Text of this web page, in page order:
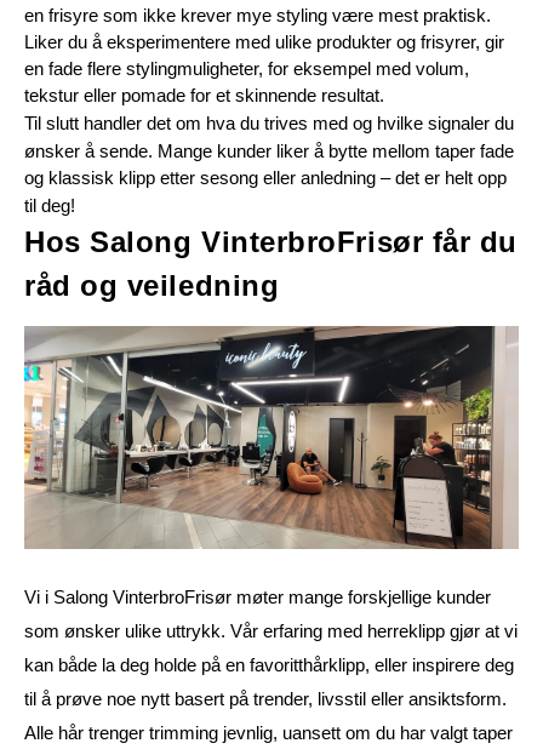
en frisyre som ikke krever mye styling være mest praktisk.
Liker du å eksperimentere med ulike produkter og frisyrer, gir
en fade flere stylingmuligheter, for eksempel med volum,
tekstur eller pomade for et skinnende resultat.
Til slutt handler det om hva du trives med og hvilke signaler du
ønsker å sende. Mange kunder liker å bytte mellom taper fade
og klassisk klipp etter sesong eller anledning – det er helt opp
til deg!
Hos Salong VinterbroFrisør får du
råd og veiledning
Vi i Salong VinterbroFrisør møter mange forskjellige kunder
som ønsker ulike uttrykk. Vår erfaring med herreklipp gjør at vi
kan både la deg holde på en favoritthårklipp, eller inspirere deg
til å prøve noe nytt basert på trender, livsstil eller ansiktsform.
Alle hår trenger trimming jevnlig, uansett om du har valgt taper